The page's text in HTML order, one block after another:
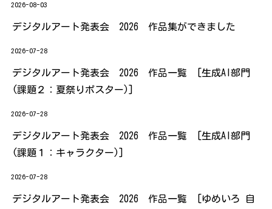
2026-08-03
デジタルアート発表会 2026 作品集ができました
2026-07-28
デジタルアート発表会 2026 作品一覧 [生成AI部門
(課題２：夏祭りポスター)]
2026-07-28
デジタルアート発表会 2026 作品一覧 [生成AI部門
(課題１：キャラクター)]
2026-07-28
デジタルアート発表会 2026 作品一覧 [ゆめいろ 自